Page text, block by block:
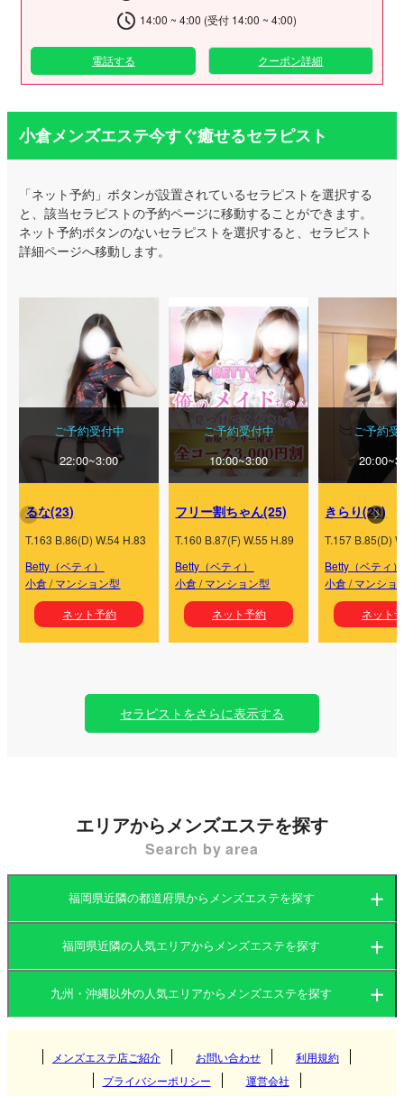
14:00 ~ 4:00 (受付 14:00 ~ 4:00)
電話する クーポン詳細
小倉メンズエステ今すぐ癒せるセラピスト
「ネット予約」ボタンが設置されているセラピストを選択する
と、該当セラピストの予約ページに移動することができます。
ネット予約ボタンのないセラピストを選択すると、セラピスト
詳細ページへ移動します。
ご予約受付中
22:00~3:00
るな(23)
T.163 B.86(D) W.54 H.83
Betty（ベティ）
小倉/マンション型
ネット予約
ご予約受付中
10:00~3:00
フリー割ちゃん(25)
T.160 B.87(F) W.55 H.89
Betty（ベティ）
小倉/マンション型
ネット予約
ご予約受
きらり(20)
T.157 B.85(D)
Betty（ベティ）
小倉/マンショ
ネット
セラピストをさらに表示する
エリアからメンズエステを探す
Search by area
福岡県近隣の都道府県からメンズエステを探す
福岡県 大分県
長崎県 宮崎県
熊本県 鹿児島県
福岡県近隣の人気エリアからメンズエステを探す
博多 大分県
九州・沖縄以外の人気エリアからメンズエステを探す
関東
メンズエステ店ご紹介 お問い合わせ
利用規約
プライバシーポリシー
運営会社